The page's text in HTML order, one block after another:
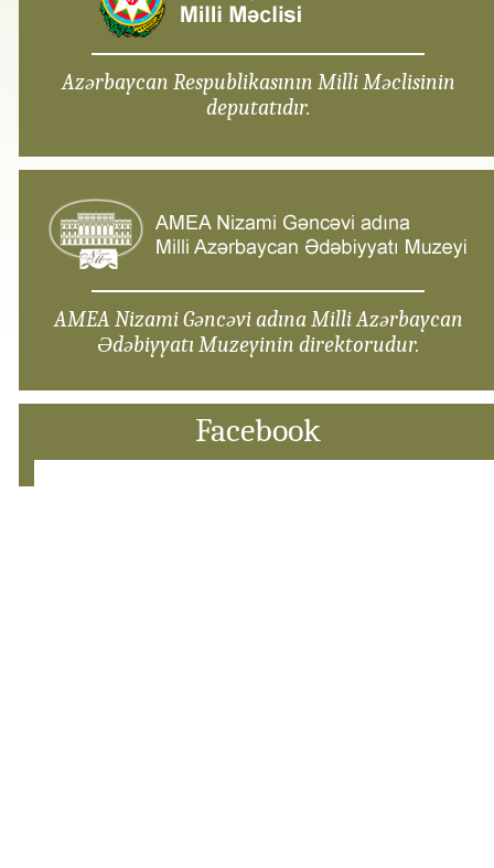
Azərbaycan Respublikasının Milli Məclisinin
deputatıdır.
AMEA Nizami Gəncəvi adına Milli Azərbaycan
Ədəbiyyatı Muzeyinin direktorudur.
Facebook